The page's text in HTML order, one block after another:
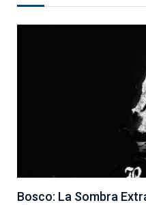
Bosco: La Sombra